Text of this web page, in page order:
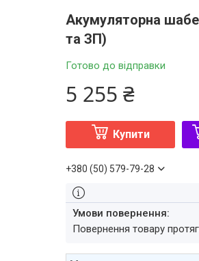
Акумуляторна
та ЗП)
Готово до відправки
5 255 ₴
Купити
+380 (50) 579-79-28
повернення товару